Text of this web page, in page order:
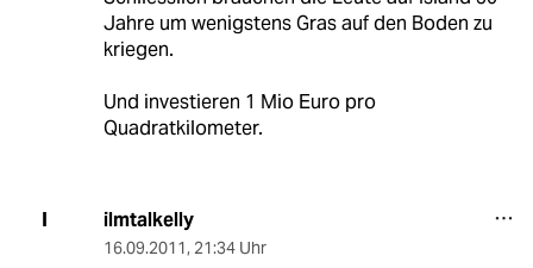
Jahre um wenigstens Gras auf den Boden zu
kriegen.
Und investieren 1 Mio Euro pro
Quadratkilometer.
I ilmtalkelly
16.09.2011, 21:34 Uhr